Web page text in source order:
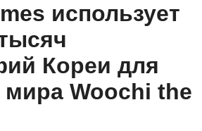
использует
Кореи для
мира Woochi the